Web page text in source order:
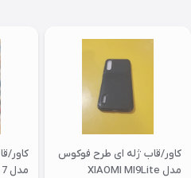
کاور/قاب ژله ای طرح فوکوس
مدل XIAOMI MI9Lite
کاور/
مدل XIAOMI RM 7